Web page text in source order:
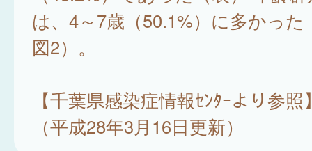
は、4～7歳（50.1%）に多かった
図2）。
【千葉県感染症情報ｾﾝﾀｰより参照
（平成28年3月16日更新）